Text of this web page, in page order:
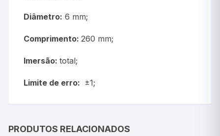
Diâmetro: 6 mm;
Comprimento:260 mm;
Imersão:total;
Limite de erro: ±1;
PRODUTOS RELACIONADOS